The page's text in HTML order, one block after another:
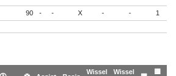
90 - - X - - 1
Wissel
Wissel
🟨